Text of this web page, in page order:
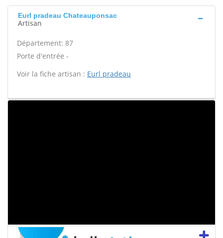
Eurl pradeau Chateauponsac
Artisan
Département: 87
Porte d'entrée -
Voir la fiche artisan : Eurl pradeau